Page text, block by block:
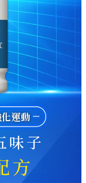
運動
味子
方